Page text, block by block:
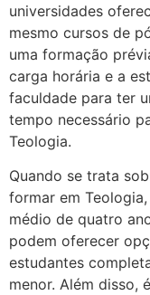
universidades
mesmo cursos de
uma formação
carga horária e a
faculdade para ter
tempo necessário
Teologia.
Quando se trata
formar em
médio de quatro
podem oferecer
estudantes
menor. Além disso,